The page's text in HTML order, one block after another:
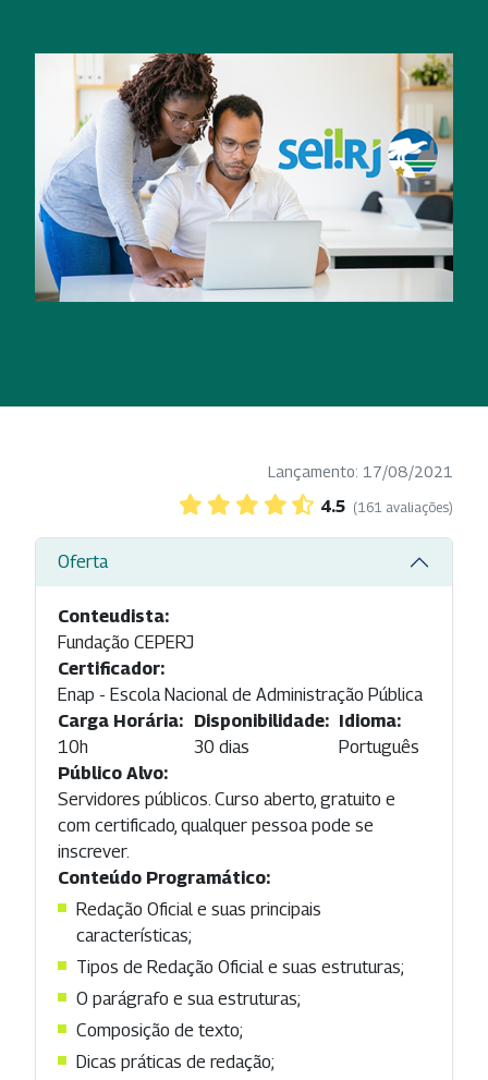
Lançamento: 17/08/2021
4.5 (161 avaliações)
Oferta
Conteudista:
Fundação CEPERJ
Certificador:
Enap - Escola Nacional de Administração Pública
Carga Horária:
10h
Disponibilidade:
30 dias
Idioma:
Português
Público Alvo:
Servidores públicos. Curso aberto, gratuito e
com certificado, qualquer pessoa pode se
inscrever.
Conteúdo Programático:
Redação Oficial e suas principais
características;
Tipos de Redação Oficial e suas estruturas;
O parágrafo e sua estruturas;
Composição de texto;
Dicas práticas de redação;